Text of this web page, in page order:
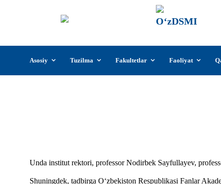
content
Asosiy Tuzilma Fakultetlar Faoliyat
Unda institut rektori, professor Nodirbek Sayfullayev,
Shuningdek, tadbirga O‘zbekiston Respublikasi Fanlar